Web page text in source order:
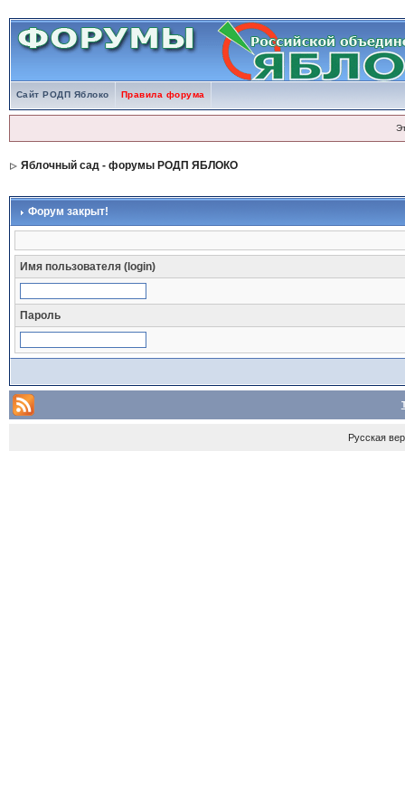
Сайт РОДП Яблоко Правила форума
Яблочный сад - форумы РОДП ЯБЛОКО
Форум закрыт!
Имя пользователя (login)
Пароль
Русская